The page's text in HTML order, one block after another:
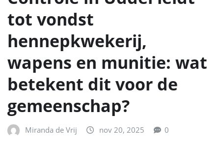
tot vondst
hennepkwekerij,
wapens en munitie: wat
betekent dit voor de
gemeenschap?
Miranda de Vrij nov 20, 2025 0